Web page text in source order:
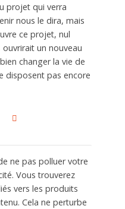
projet qui verra
nous le dira, mais
ce projet, nul
un nouveau
changer la vie de
disposent pas encore
ne pas polluer votre
Vous trouverez
vers les produits
Cela ne perturbe